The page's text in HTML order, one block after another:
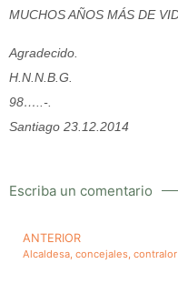
MUCHOS AÑOS MÁS DE
Agradecido.
H.N.N.B.G.
98…..-.
Santiago 23.12.2014
Escriba un comentario
ANTERIOR